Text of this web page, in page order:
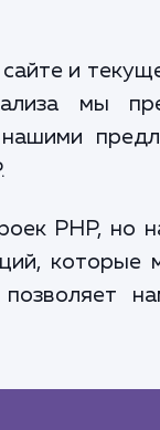
и
мы
PHP, но